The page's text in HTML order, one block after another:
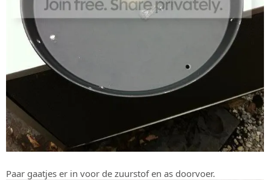
Paar gaatjes er in voor de zuurstof en as doorvoer.